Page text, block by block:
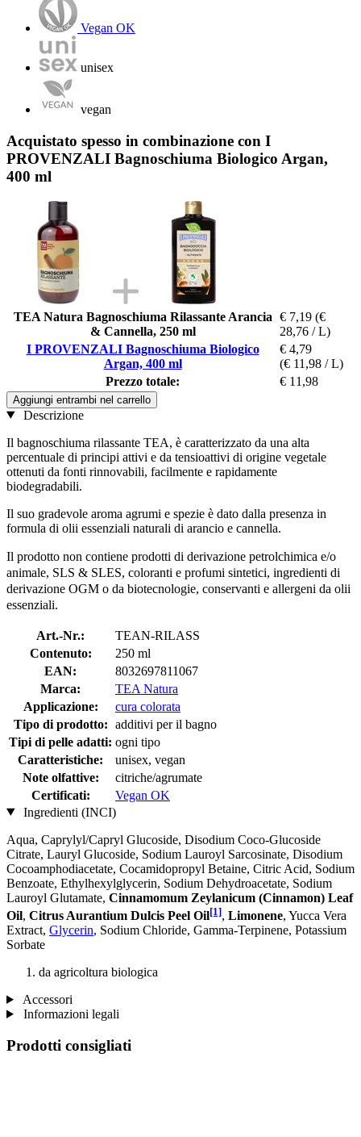
Vegan OK
unisex
vegan
Acquistato spesso in combinazione con I
PROVENZALI Bagnoschiuma Biologico Argan,
400 ml
TEA Natura Bagnoschiuma Rilassante Arancia
& Cannella, 250 ml
€ 7,19 (€
28,76 / L)
I PROVENZALI Bagnoschiuma Biologico
Argan, 400 ml
€ 4,79
(€ 11,98 / L)
Prezzo totale:
€ 11,98
Aggiungi entrambi nel carrello
Descrizione
Il bagnoschiuma rilassante TEA, è caratterizzato da una alta
percentuale di principi attivi e da tensioattivi di origine vegetale
ottenuti da fonti rinnovabili, facilmente e rapidamente
biodegradabili.
Il suo gradevole aroma agrumi e spezie è dato dalla presenza in
formula di olii essenziali naturali di arancio e cannella.
Il prodotto non contiene prodotti di derivazione petrolchimica e/o
animale, SLS & SLES, coloranti e profumi sintetici, ingredienti di
derivazione OGM o da biotecnologie, conservanti e allergeni da olii
essenziali.
Art.-Nr.:
TEAN-RILASS
Contenuto:
250 ml
EAN:
8032697811067
Marca:
TEA Natura
Applicazione:
cura colorata
Tipo di prodotto: additivi per il bagno
Tipi di pelle adatti: ogni tipo
Caratteristiche:
unisex, vegan
Note olfattive:
citriche/agrumate
Certificati:
Vegan OK
Ingredienti (INCI)
Aqua, Caprylyl/Capryl Glucoside, Disodium Coco-Glucoside
Citrate, Lauryl Glucoside, Sodium Lauroyl Sarcosinate, Disodium
Cocoamphodiacetate, Cocamidopropyl Betaine, Citric Acid, Sodium
Benzoate, Ethylhexylglycerin, Sodium Dehydroacetate, Sodium
Lauroyl Glutamate, Cinnamomum Zeylanicum (Cinnamon) Leaf
Oil, Citrus Aurantium Dulcis Peel Oil[1], Limonene, Yucca Vera
Extract, Glycerin, Sodium Chloride, Gamma-Terpinene, Potassium
Sorbate
da agricoltura biologica
Accessori
Informazioni legali
Prodotti consigliati